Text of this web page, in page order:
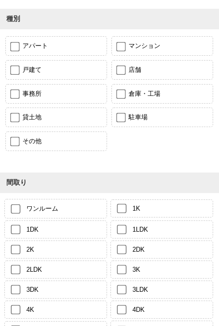
種別
アパート マンション
戸建て 店舗
事務所 倉庫・工場
貸土地 駐車場
その他
間取り
ワンルーム 1K
1DK 1LDK
2K 2DK
2LDK 3K
3DK 3LDK
4K 4DK